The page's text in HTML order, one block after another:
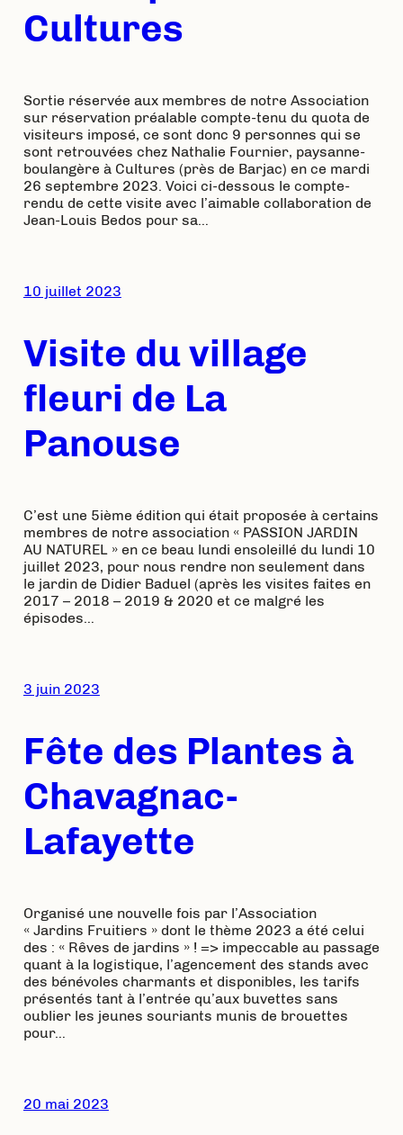
Cultures
Sortie réservée aux membres de notre Association
sur réservation préalable compte-tenu du quota de
visiteurs imposé, ce sont donc 9 personnes qui se
sont retrouvées chez Nathalie Fournier, paysanne-
boulangère à Cultures (près de Barjac) en ce mardi
26 septembre 2023. Voici ci-dessous le compte-
rendu de cette visite avec l’aimable collaboration de
Jean-Louis Bedos pour sa…
10 juillet 2023
Visite du village
fleuri de La
Panouse
C’est une 5ième édition qui était proposée à certains
membres de notre association « PASSION JARDIN
AU NATUREL » en ce beau lundi ensoleillé du lundi 10
juillet 2023, pour nous rendre non seulement dans
le jardin de Didier Baduel (après les visites faites en
2017 – 2018 – 2019 & 2020 et ce malgré les
épisodes…
3 juin 2023
Fête des Plantes à
Chavagnac-
Lafayette
Organisé une nouvelle fois par l’Association
« Jardins Fruitiers » dont le thème 2023 a été celui
des : « Rêves de jardins » ! => impeccable au passage
quant à la logistique, l’agencement des stands avec
des bénévoles charmants et disponibles, les tarifs
présentés tant à l’entrée qu’aux buvettes sans
oublier les jeunes souriants munis de brouettes
pour…
20 mai 2023